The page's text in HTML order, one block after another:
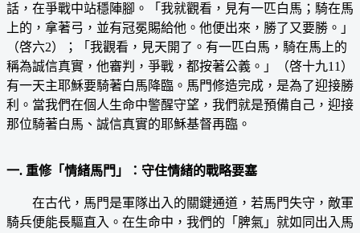
話，在爭戰中站穩陣腳。「我就觀看，見有一匹白馬；騎在馬
上的，拿著弓，並有冠冕賜給他。他便出來，勝了又要勝。」
（啓六2）；「我觀看，見天開了。有一匹白馬，騎在馬上的
稱為誠信真實，他審判，爭戰，都按著公義。」（啓十九11）
有一天主耶穌要騎著白馬降臨。馬門修造完成，是為了迎接勝
利。當我們在個人生命中警醒守望，我們就是預備自己，迎接
那位騎著白馬、誠信真實的耶穌基督再臨。
一. 重修「情緒馬門」：守住情緒的戰略要塞
在古代，馬門是軍隊出入的關鍵通道，若馬門失守，敵軍
騎兵便能長驅直入。在生命中，我們的「脾氣」就如同出入馬